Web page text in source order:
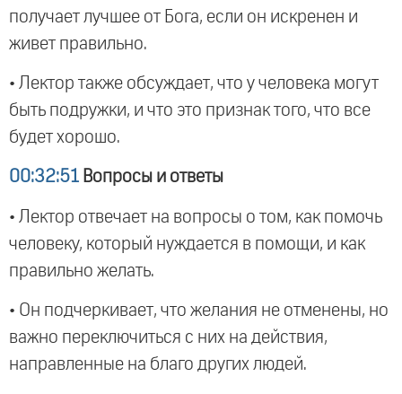
получает лучшее от Бога, если он искренен и
живет правильно.
• Лектор также обсуждает, что у человека могут
быть подружки, и что это признак того, что все
будет хорошо.
00:32:51 Вопросы и ответы
• Лектор отвечает на вопросы о том, как помочь
человеку, который нуждается в помощи, и как
правильно желать.
• Он подчеркивает, что желания не отменены, но
важно переключиться с них на действия,
направленные на благо других людей.